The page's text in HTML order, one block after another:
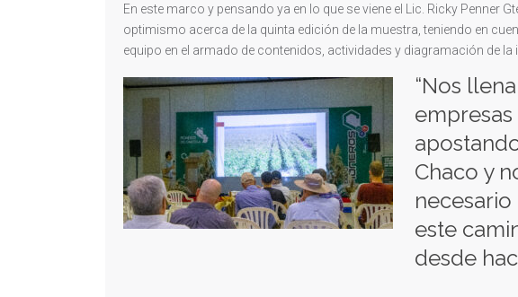
En este marco y pensando ya en lo que se viene el Lic. Ricky Penner
optimismo acerca de la quinta edición de la muestra, teniendo en
equipo en el armado de contenidos, actividades y diagramación de la
“Nos
Chaco y
este
desde